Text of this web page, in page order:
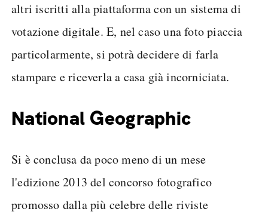
altri iscritti alla piattaforma con un sistema di
votazione digitale. E, nel caso una foto piaccia
particolarmente, si potrà decidere di farla
stampare e riceverla a casa già incorniciata.
National Geographic
Si è conclusa da poco meno di un mese
l'edizione 2013 del concorso fotografico
promosso dalla più celebre delle riviste